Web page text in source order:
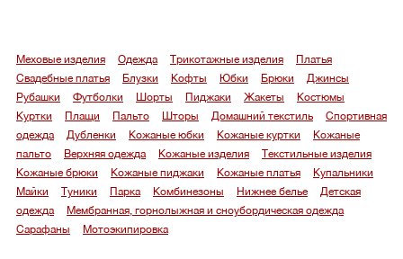
Меховые изделия Одежда Трикотажные изделия
Платья
Свадебные платья
Блузки Кофты Юбки Брюки
Джинсы
Рубашки
Футболки Шорты Пиджаки Жакеты
Костюмы
Куртки
Плащи Пальто Шторы Домашний текстиль
Спортивная
одежда
Дубленки Кожаные юбки Кожаные куртки
Кожаные
пальто
Верхняя одежда Кожаные изделия
Текстильные изделия
Кожаные брюки
Кожаные пиджаки Кожаные платья
Купальники
Майки
Туники Парка Комбинезоны Нижнее белье
Детская
одежда
Мембранная, горнолыжная и сноубордическая одежда
Сарафаны
Мотоэкипировка